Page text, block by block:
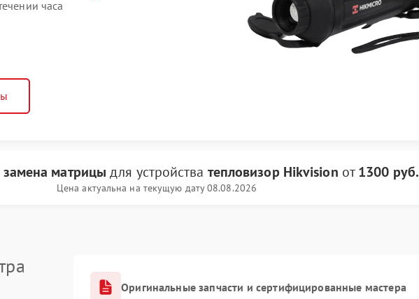
часа
замена матрицы для устройства тепловизор Hikvision от1300 руб.
Цена актуальна на текущую дату 08.08.2026
Оригинальные запчасти и сертифицированные мастера